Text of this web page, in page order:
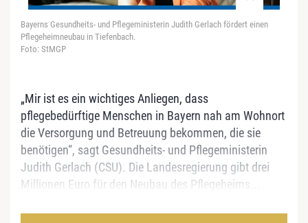
Bayerns Gesundheits- und Pflegeministerin Judith Gerlach fördert einen
Pflegeheimneubau in Tiefenbach.
Foto: StMGP
„Mir ist es ein wichtiges Anliegen, dass
pflegebedürftige Menschen in Bayern nah am Wohnort
die Versorgung und Betreuung bekommen, die sie
benötigen“, sagt Gesundheits- und Pflegeministerin
Judith Gerlach (CSU). Die Landesregierung gibt drei
Millionen Euro für den Neubau des Pflegeheims...